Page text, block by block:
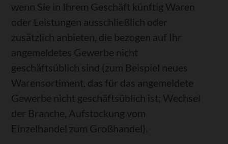
wenn Sie in Ihrem Geschäft künftig Waren
oder Leistungen ausschließlich oder
zusätzlich anbieten, die bezogen auf Ihr
angemeldetes Gewerbe nicht
geschäftsüblich sind (zum Beispiel neues
Warensortiment, das für das angemeldete
Gewerbe nicht geschäftsüblich ist; Wechsel
der Branche, Aufstockung vom
Einzelhandel zum Großhandel).